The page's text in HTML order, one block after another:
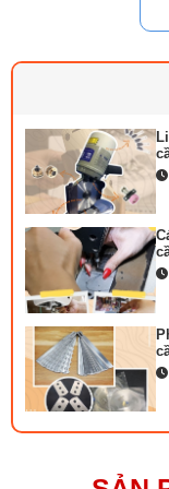
Thông số kỹ
- Mẫu kim: DNx1.
- Máy 2 kim 2 chỉ